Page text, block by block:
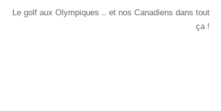
Le golf aux Olympiques .. et nos Canadiens dans tout
ça !